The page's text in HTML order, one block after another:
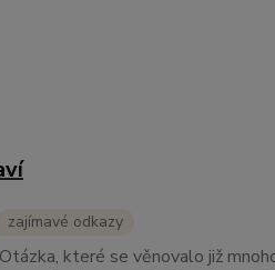
zajímavé odkazy
které se věnovalo již